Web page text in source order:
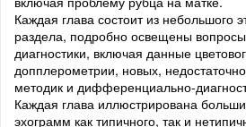
Каждая глава состоит из небольшого
раздела, подробно освещены
диагностики, включая данные
допплерометрии, новых,
методик и дифференциально-
Каждая глава иллюстрирована
эхограмм как типичного, так и